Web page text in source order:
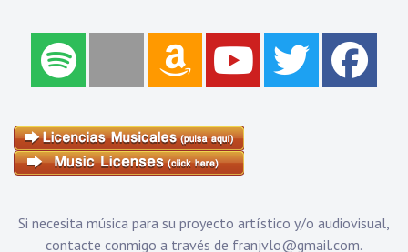
Si necesita música para su proyecto artístico y/o audiovisual,
contacte conmigo a través de franjvlo@gmail.com.